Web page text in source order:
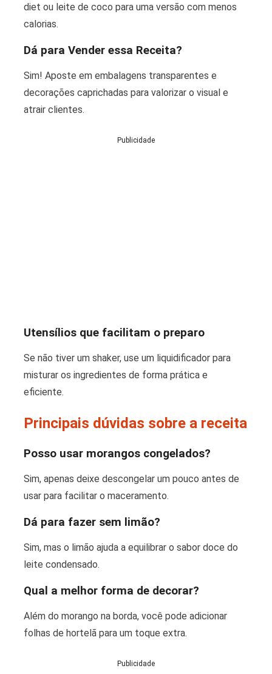
diet ou leite de coco para uma versão com menos
calorias.
Dá para Vender essa Receita?
Sim! Aposte em embalagens transparentes e
decorações caprichadas para valorizar o visual e
atrair clientes.
Publicidade
Utensílios que facilitam o preparo
Se não tiver um shaker, use um liquidificador para
misturar os ingredientes de forma prática e
eficiente.
Principais dúvidas sobre a receita
Posso usar morangos congelados?
Sim, apenas deixe descongelar um pouco antes de
usar para facilitar o maceramento.
Dá para fazer sem limão?
Sim, mas o limão ajuda a equilibrar o sabor doce do
leite condensado.
Qual a melhor forma de decorar?
Além do morango na borda, você pode adicionar
folhas de hortelã para um toque extra.
Publicidade